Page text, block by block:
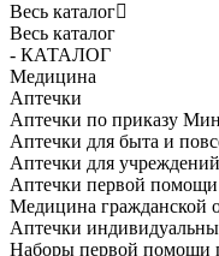
Весь каталог
Весь каталог
- КАТАЛОГ
Медицина
Аптечки
Аптечки по приказу
Аптечки для быта и
Аптечки для
Аптечки первой помощи
Медицина гражданской
Аптечки
Наборы первой помощи